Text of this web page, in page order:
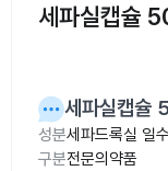
세파실캡슐
세파실캡
성분세파드록실 일
구분전문의약품